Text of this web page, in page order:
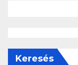
Keresés